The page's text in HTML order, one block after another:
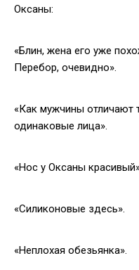
Оксаны:
«Блин, жена его уже
Перебор, очевидно».
«Как мужчины отличают
одинаковые лица».
«Нос у Оксаны
«Силиконовые здесь».
«Неплохая обезьянка».